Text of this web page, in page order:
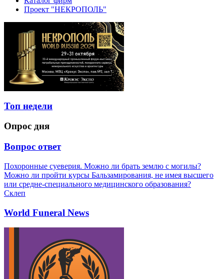
Проект "НЕКРОПОЛЬ"
Топ недели
Опрос дня
Вопрос ответ
Похоронные суеверия. Можно ли брать землю с могилы?
Можно ли пройти курсы Бальзамирования, не имея высшего
или средне-специального медицинского образования?
Склеп
World Funeral News